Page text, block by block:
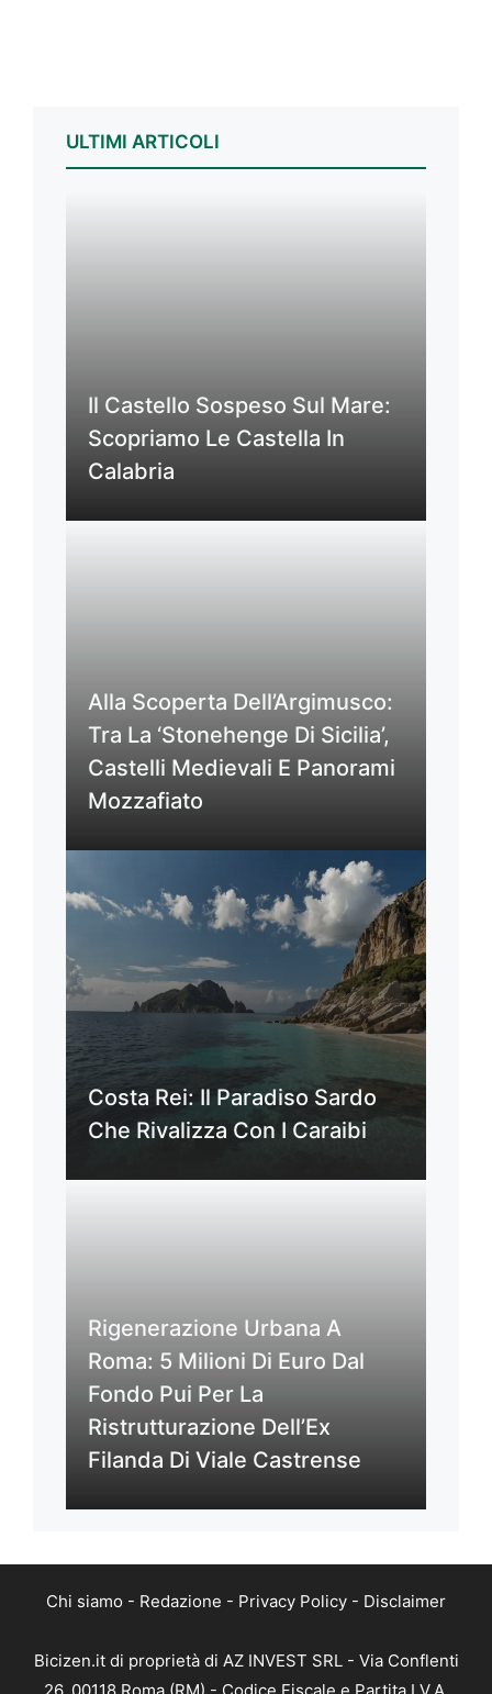
ULTIMI ARTICOLI
Il Castello Sospeso Sul Mare:
Scopriamo Le Castella In
Calabria
Alla Scoperta Dell’Argimusco:
Tra La ‘Stonehenge Di Sicilia’,
Castelli Medievali E Panorami
Mozzafiato
Costa Rei: Il Paradiso Sardo
Che Rivalizza Con I Caraibi
Rigenerazione Urbana A
Roma: 5 Milioni Di Euro Dal
Fondo Pui Per La
Ristrutturazione Dell’Ex
Filanda Di Viale Castrense
Chi siamo - Redazione - Privacy Policy - Disclaimer
Bicizen.it di proprietà di AZ INVEST SRL - Via Conflenti